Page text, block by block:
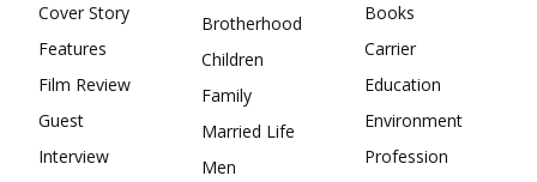
Cover Story
Features
Film Review
Guest
Interview
Brotherhood
Children
Family
Married Life
Men
Books
Carrier
Education
Environment
Profession